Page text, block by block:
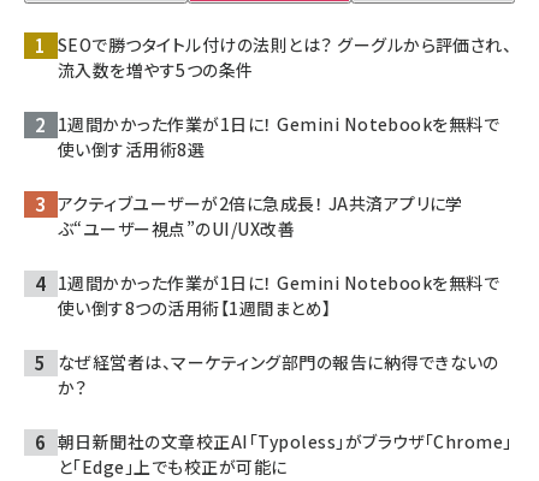
SEOで勝つタイトル付けの法則とは？ グーグルから評価され、
流入数を増やす5つの条件
1週間かかった作業が1日に！ Gemini Notebookを無料で
使い倒す活用術8選
アクティブユーザーが2倍に急成長！ JA共済アプリに学
ぶ“ユーザー視点”のUI/UX改善
1週間かかった作業が1日に！ Gemini Notebookを無料で
使い倒す8つの活用術【1週間まとめ】
なぜ経営者は、マーケティング部門の報告に納得できないの
か？
朝日新聞社の文章校正AI「Typoless」がブラウザ「Chrome」
と「Edge」上でも校正が可能に